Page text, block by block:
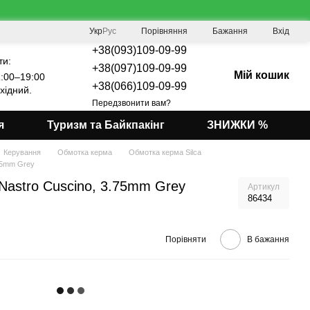
УкрРус Порівняння Бажання Вхід
+38(093)109-09-99
+38(097)109-09-99
+38(066)109-09-99
Передзвонити вам?
Мій кошик
Туризм та Байкпакінг ЗНИЖКИ %
Керування Обмотка керма
Обмотка керма Silca
Grey
Cuscino, 3.75mm Grey Артикул
86434
Порівняти В бажання